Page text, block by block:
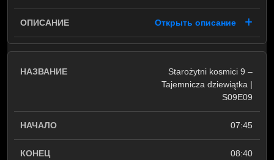
Открыть описание
Starożytni kosmici 9 –
Tajemnicza dziewiątka |
S09E09
07:45
08:40